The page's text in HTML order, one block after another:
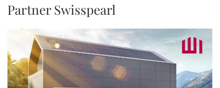
Partner Swisspearl